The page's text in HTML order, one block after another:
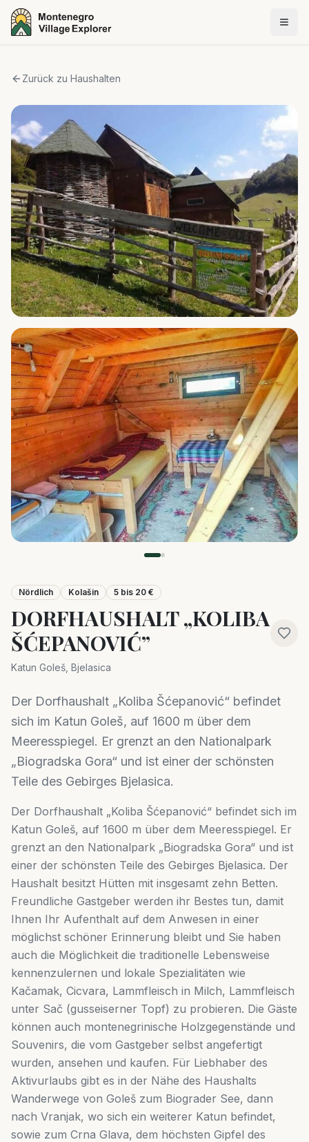
Zurück zu Haushalten
Nördlich Kolašin 5 bis 20 €
DORFHAUSHALT „KOLIBA
ŠĆEPANOVIĆ”
Katun Goleš, Bjelasica
Der Dorfhaushalt „Koliba Šćepanović“ befindet
sich im Katun Goleš, auf 1600 m über dem
Meeresspiegel. Er grenzt an den Nationalpark
„Biogradska Gora“ und ist einer der schönsten
Teile des Gebirges Bjelasica.
Der Dorfhaushalt „Koliba Šćepanović“ befindet sich im
Katun Goleš, auf 1600 m über dem Meeresspiegel. Er
grenzt an den Nationalpark „Biogradska Gora“ und ist
einer der schönsten Teile des Gebirges Bjelasica. Der
Haushalt besitzt Hütten mit insgesamt zehn Betten.
Freundliche Gastgeber werden ihr Bestes tun, damit
Ihnen Ihr Aufenthalt auf dem Anwesen in einer
möglichst schöner Erinnerung bleibt und Sie haben
auch die Möglichkeit die traditionelle Lebensweise
kennenzulernen und lokale Spezialitäten wie
Kačamak, Cicvara, Lammfleisch in Milch, Lammfleisch
unter Sač (gusseiserner Topf) zu probieren. Die Gäste
können auch montenegrinische Holzgegenstände und
Souvenirs, die vom Gastgeber selbst angefertigt
wurden, ansehen und kaufen. Für Liebhaber des
Aktivurlaubs gibt es in der Nähe des Haushalts
Wanderwege von Goleš zum Biograder See, dann
nach Vranjak, wo sich ein weiterer Katun befindet,
sowie zum Crna Glava, dem höchsten Gipfel des